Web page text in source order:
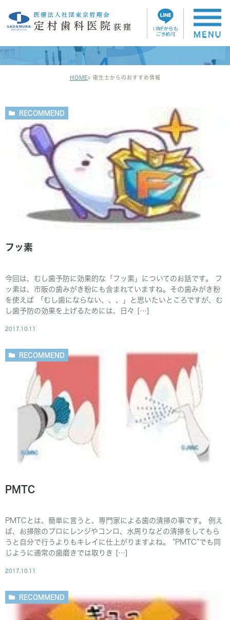
衛生士からのおすすめ情報
HOME 衛生士からのおすすめ情報
RECOMMEND
フッ素
今回は、むし歯予防に効果的な「フッ素」についてのお話です。 フ
ッ素は、市販の歯みがき粉にも含まれていますね。その歯みがき粉
を使えば 「むし歯にならない、、、」と思いたいところですが、む
し歯予防の効果を上げるためには、日々 […]
2017.10.11
RECOMMEND
PMTC
PMTCとは、簡単に言うと、専門家による歯の清掃の事です。 例え
ば、お掃除のプロにレンジやコンロ、水周りなどの清掃をしてもら
うと自分で行うよりもキレイに仕上がりますよね。 ”PMTC”でも同
じように通常の歯磨きでは取りき […]
2017.10.11
RECOMMEND